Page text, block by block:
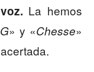
La hemos
» y «Chesse»